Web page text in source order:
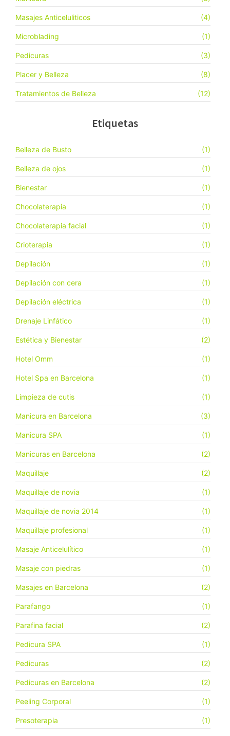
Masajes Anticeluliticos (4)
Microblading (1)
Pedicuras (3)
Placer y Belleza (8)
Tratamientos de Belleza (12)
Etiquetas
Belleza de Busto (1)
Belleza de ojos (1)
Bienestar (1)
Chocolaterapia (1)
Chocolaterapia facial (1)
Crioterapia (1)
Depilación (1)
Depilación con cera (1)
Depilación eléctrica (1)
Drenaje Linfático (1)
Estética y Bienestar (2)
Hotel Omm (1)
Hotel Spa en Barcelona (1)
Limpieza de cutis (1)
Manicura en Barcelona (3)
Manicura SPA (1)
Manicuras en Barcelona (2)
Maquillaje (2)
Maquillaje de novia (1)
Maquillaje de novia 2014 (1)
Maquillaje profesional (1)
Masaje Anticelulítico (1)
Masaje con piedras (1)
Masajes en Barcelona (2)
Parafango (1)
Parafina facial (2)
Pedicura SPA (1)
Pedicuras (2)
Pedicuras en Barcelona (2)
Peeling Corporal (1)
Presoterapia (1)